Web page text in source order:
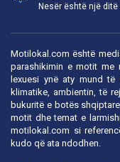
Nesër është një ditë
Motilokal.com është
parashikimin e motit me
lexuesi ynë aty mund të
klimatike, ambientin, të
bukuritë e botës
motit dhe temat e
motilokal.com si
kudo që ata ndodhen.